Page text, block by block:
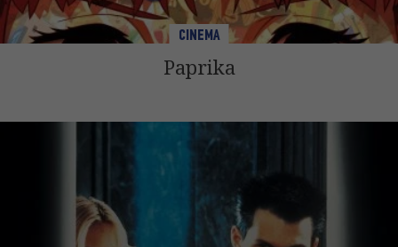
CINEMA
Paprika